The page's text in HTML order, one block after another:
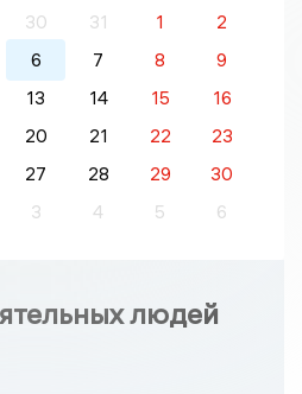
30 31 1
2
6 7 8
9
13 14 15
16
20 21 22
23
27 28 29
30
3 4 5 6
людей